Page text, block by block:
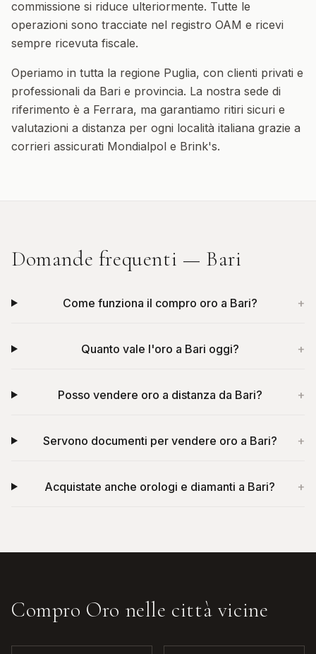
commissione si riduce ulteriormente. Tutte le
operazioni sono tracciate nel registro OAM e ricevi
sempre ricevuta fiscale.
Operiamo in tutta la regione Puglia, con clienti privati e
professionali da Bari e provincia. La nostra sede di
riferimento è a Ferrara, ma garantiamo ritiri sicuri e
valutazioni a distanza per ogni località italiana grazie a
corrieri assicurati Mondialpol e Brink's.
Domande frequenti — Bari
Come funziona il compro oro a Bari? +
Quanto vale l'oro a Bari oggi? +
Posso vendere oro a distanza da Bari? +
Servono documenti per vendere oro a Bari? +
Acquistate anche orologi e diamanti a Bari? +
Compro Oro nelle città vicine